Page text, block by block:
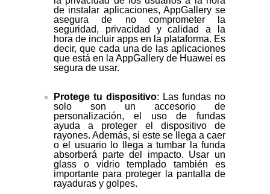
de instalar aplicaciones, AppGallery se
asegura de no comprometer la
seguridad, privacidad y calidad a la
hora de incluir apps en la plataforma. Es
decir, que cada una de las aplicaciones
que está en la AppGallery de Huawei es
segura de usar.
Protege tu dispositivo: Las fundas no
solo son un accesorio de
personalización, el uso de fundas
ayuda a proteger el dispositivo de
rayones. Además, si este se llega a caer
o el usuario lo llega a tumbar la funda
absorberá parte del impacto. Usar un
glass o vidrio templado también es
importante para proteger la pantalla de
rayaduras y golpes.